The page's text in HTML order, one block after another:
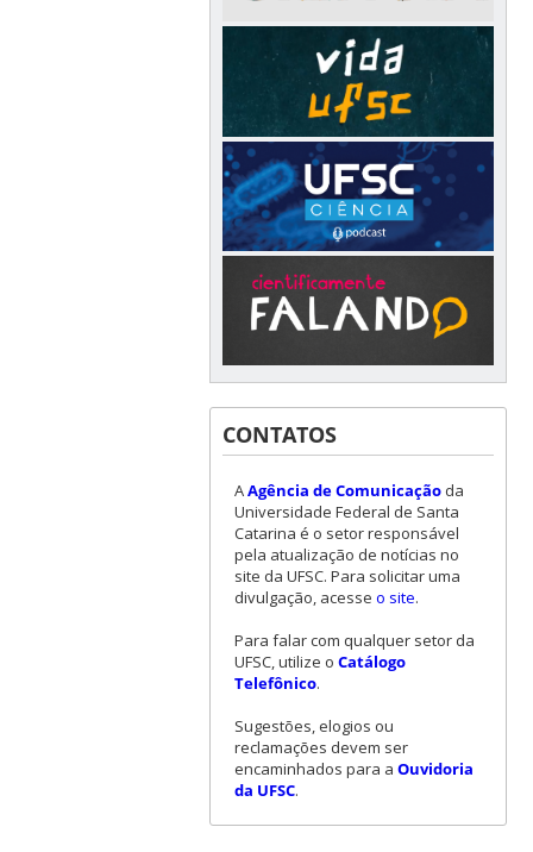
CONTATOS
AAgência de Comunicaçãoda
Universidade Federal de Santa
Catarina é o setor responsável
pela atualização de notícias no
site da UFSC. Para solicitar uma
divulgação, acesse o site.
Para falar com qualquer setor da
UFSC, utilize o Catálogo
Telefônico.
Sugestões, elogios ou
reclamações devem ser
encaminhados para a Ouvidoria
da UFSC.